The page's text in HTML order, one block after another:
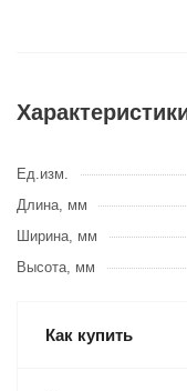
Ед.изм.
Длина, мм
Ширина, мм
Высота, мм
Как купить